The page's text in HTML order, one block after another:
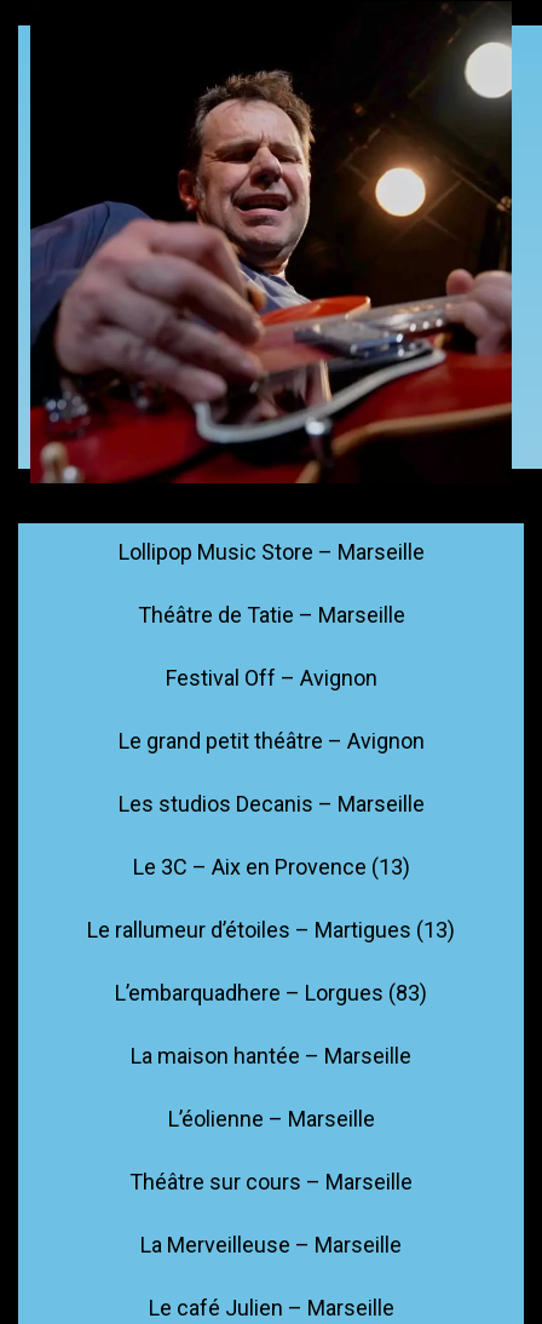
Lollipop Music Store – Marseille
Théâtre de Tatie – Marseille
Festival Off – Avignon
Le grand petit théâtre – Avignon
Les studios Decanis – Marseille
Le 3C – Aix en Provence (13)
Le rallumeur d’étoiles – Martigues (13)
L’embarquadhere – Lorgues (83)
La maison hantée – Marseille
L’éolienne – Marseille
Théâtre sur cours – Marseille
La Merveilleuse – Marseille
Le café Julien – Marseille